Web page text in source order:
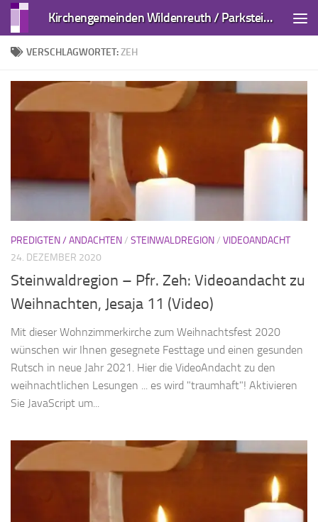
Zum Inhalt springen Kirchengemeinden Wildenreuth / Parkstein und Kirchendemenreuth
VERSCHLAGWORTET:ZEH
PREDIGTEN / ANDACHTEN/ STEINWALDREGION/ VIDEOANDACHT
24. DEZEMBER 2020
Steinwaldregion – Pfr. Zeh: Videoandacht zu
Weihnachten, Jesaja 11 (Video)
Mit dieser Wohnzimmerkirche zum Weihnachtsfest 2020
wünschen wir Ihnen gesegnete Festtage und einen gesunden
Rutsch in neue Jahr 2021. Hier die VideoAndacht zu den
weihnachtlichen Lesungen ... es wird "traumhaft"! Aktivieren
Sie JavaScript um...